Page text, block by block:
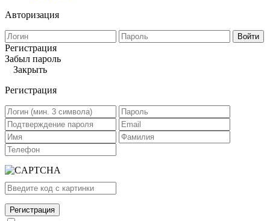
Авторизация
Войти
Регистрация
Забыл пароль
Закрыть
Регистрация